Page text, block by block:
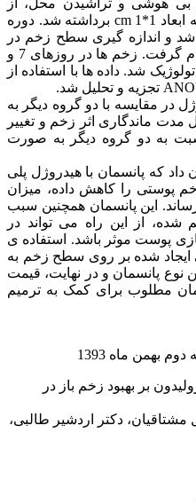
پوست پشت هر حیوان قطعه ای به ابعاد cm 1*1 برداشته شد. دوره
شد و اندازه گیری سطح زخم در
روزهای 0، 7، 10، 14، 17 و 21 انجام گرفت. زخم ها در روزهای 7 و
شد. داده ها با استفاده از
در مقایسه با دو گروه دیگر به
ماندگاری اثر زخم و تغییر
به دو گروه دیگر به صورت
داد که پانسمان با هیدروژل پلی
پوستی را کاهش داده، میزان
این پانسمان همچنین سبب
از این راه می تواند در
پوست موثر باشد. استفاده ی
ایجاد شده بر روی سطح زخم به
نوع پانسمان و در نهایت، قیمت
مطلوب برای کمک به ترمیم
بر بهبود زخم باز در
دکتر اردشیر طالبی،